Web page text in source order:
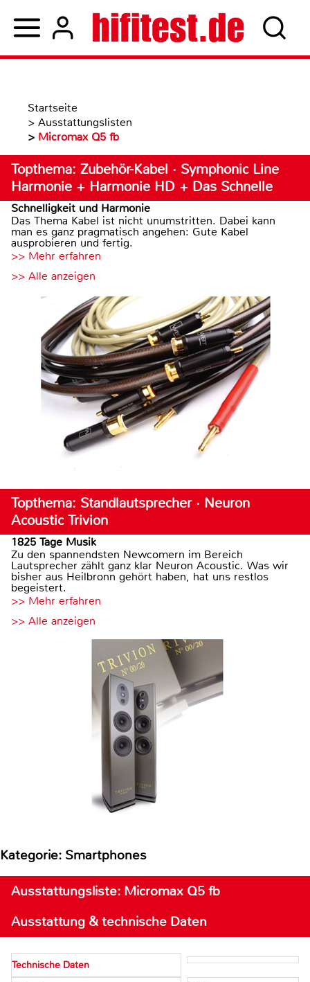
Startseite
> Ausstattungslisten
> Micromax Q5 fb
Topthema: Zubehör-Kabel · Symphonic Line
Harmonie + Harmonie HD + Das Schnelle
Schnelligkeit und Harmonie
Das Thema Kabel ist nicht unumstritten. Dabei kann
man es ganz pragmatisch angehen: Gute Kabel
ausprobieren und fertig.
>> Mehr erfahren
>> Alle anzeigen
Topthema: Standlautsprecher · Neuron
Acoustic Trivion
1825 Tage Musik
Zu den spannendsten Newcomern im Bereich
Lautsprecher zählt ganz klar Neuron Acoustic. Was wir
bisher aus Heilbronn gehört haben, hat uns restlos
begeistert.
>> Mehr erfahren
>> Alle anzeigen
Kategorie: Smartphones
Ausstattungsliste: Micromax Q5 fb
Ausstattung & technische Daten
Technische Daten